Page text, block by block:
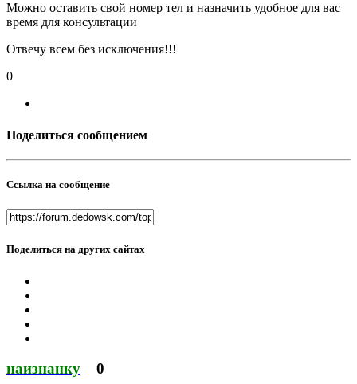
Можно оставить свой номер тел и назначить удобное для вас
время для консультации
Отвечу всем без исключения!!!
0
Поделиться сообщением
Ссылка на сообщение
Поделиться на других сайтах
наизнанку 0